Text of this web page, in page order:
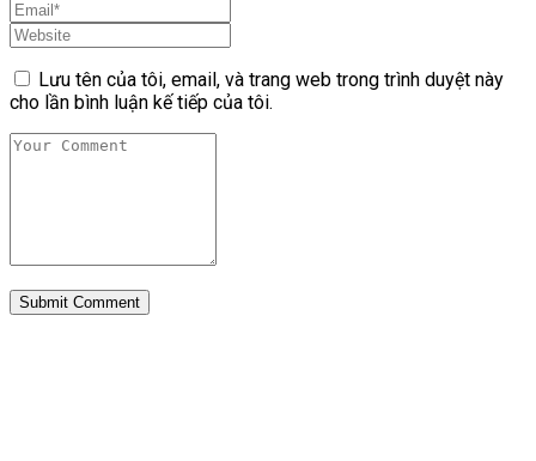
Lưu tên của tôi, email, và trang web trong trình duyệt này
cho lần bình luận kế tiếp của tôi.